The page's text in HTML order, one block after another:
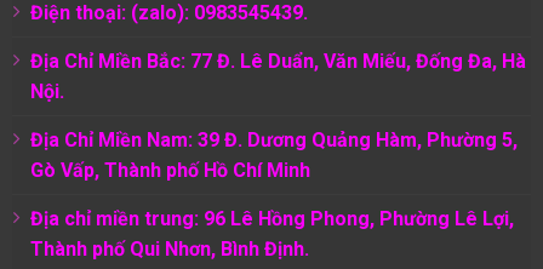
Điện thoại: (zalo): 0983545439.
Địa Chỉ Miền Bắc: 77 Đ. Lê Duẩn, Văn Miếu, Đống Đa, Hà
Nội.
Địa Chỉ Miền Nam: 39 Đ. Dương Quảng Hàm, Phường 5,
Gò Vấp, Thành phố Hồ Chí Minh
Địa chỉ miền trung: 96 Lê Hồng Phong, Phường Lê Lợi,
Thành phố Qui Nhơn, Bình Định.